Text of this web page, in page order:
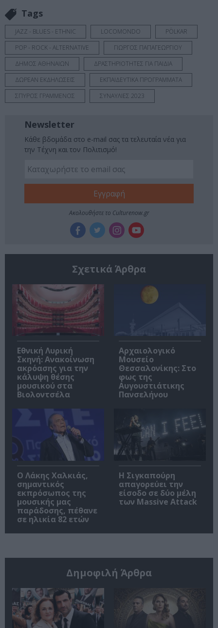
Tags
JAZZ - BLUES - ETHNIC LOCOMONDO
PÖLKAR
POP - ROCK - ALTERNATIVE
ΓΙΩΡΓΟΣ ΠΑΠΑΓΕΩΡΓΙΟΥ
ΔΗΜΟΣ ΑΘΗΝΑΙΩΝ
ΔΡΑΣΤΗΡΙΟΤΗΤΕΣ ΓΙΑ ΠΑΙΔΙΑ
ΔΩΡΕΑΝ ΕΚΔΗΛΩΣΕΙΣ
ΕΚΠΑΙΔΕΥΤΙΚΑ ΠΡΟΓΡΑΜΜΑΤΑ
ΣΠΥΡΟΣ ΓΡΑΜΜΕΝΟΣ
ΣΥΝΑΥΛΙΕΣ 2023
Newsletter
Κάθε βδομάδα στο e-mail σας τα τελευταία νέα για
την Τέχνη και τον Πολιτισμό!
Ακολουθήστε το Culturenow.gr
Σχετικά Άρθρα
Εθνική Λυρική
Σκηνή: Ανακοίνωση
ακρόασης για την
κάλυψη θέσης
μουσικού στα
Βιολοντσέλα
Αρχαιολογικό
Μουσείο
Θεσσαλονίκης: Στο
φως της
Αυγουστιάτικης
Πανσελήνου
Ο Λάκης Χαλκιάς,
σημαντικός
εκπρόσωπος της
μουσικής μας
παράδοσης, πέθανε
σε ηλικία 82 ετών
Η Σιγκαπούρη
απαγορεύει την
είσοδο σε δύο μέλη
των Massive Attack
Δημοφιλή Άρθρα